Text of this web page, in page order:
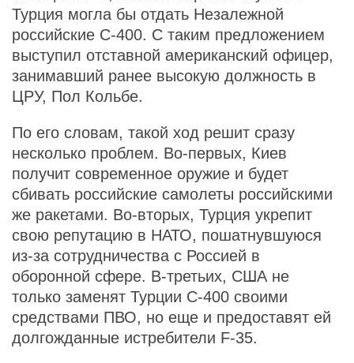
Турция могла бы отдать Незалежной
российские С-400. С таким предложением
выступил отставной американский офицер,
занимавший ранее высокую должность в
ЦРУ, Пол Кольбе.
По его словам, такой ход решит сразу
несколько проблем. Во-первых, Киев
получит современное оружие и будет
сбивать российские самолеты российскими
же ракетами. Во-вторых, Турция укрепит
свою репутацию в НАТО, пошатнувшуюся
из-за сотрудничества с Россией в
оборонной сфере. В-третьих, США не
только заменят Турции С-400 своими
средствами ПВО, но еще и предоставят ей
долгожданные истребители F-35.